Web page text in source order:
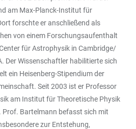
am Max-Planck-Institut für
forschte er anschließend als
von einem Forschungsaufenthalt
für Astrophysik in Cambridge/
Der Wissenschaftler habilitierte sich
ein Heisenberg-Stipendium der
Seit 2003 ist er Professor
am Institut für Theoretische Physik
Prof. Bartelmann befasst sich mit
zur Entstehung,